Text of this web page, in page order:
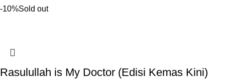
-10%Sold out
Rasulullah is My Doctor (Edisi Kemas Kini)